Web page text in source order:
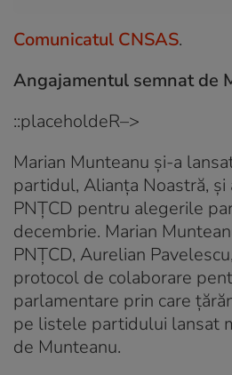
Comunicatul CNSAS.
Angajamentul semnat de
::placeholdeR–>
Marian Munteanu și-a
partidul, Alianța Noastră,
PNȚCD pentru alegerile
decembrie. Marian
PNȚCD, Aurelian
protocol de colaborare
parlamentare prin care
pe listele partidului lansat
de Munteanu.